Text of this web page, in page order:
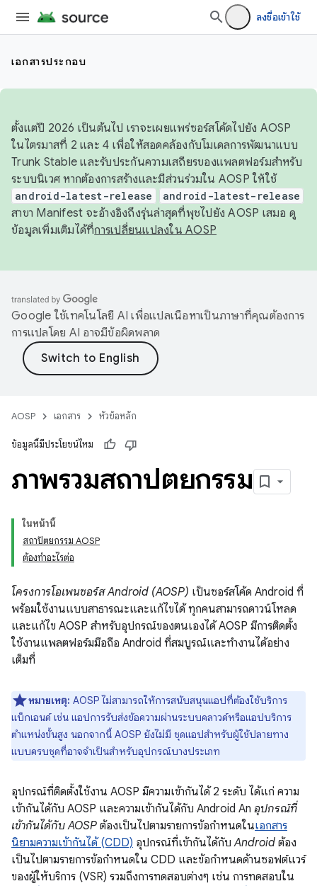
ลงชื่อเข้าใช้
เอกสารประกอบ
ตั้งแต่ปี 2026 เป็นต้นไป เราจะเผยแพร่ซอร์สโค้ดไปยัง AOSP
ในไตรมาสที่ 2 และ 4 เพื่อให้สอดคล้องกับโมเดลการพัฒนาแบบ
Trunk Stable และรับประกันความเสถียรของแพลตฟอร์มสำหรับ
ระบบนิเวศ หากต้องการสร้างและมีส่วนร่วมใน AOSP ให้ใช้
android-latest-release android-latest-release
สาขา Manifest จะอ้างอิงถึงรุ่นล่าสุดที่พุชไปยัง AOSP เสมอ ดู
ข้อมูลเพิ่มเติมได้ที่การเปลี่ยนแปลงใน AOSP
Google ใช้เทคโนโลยี AI เพื่อแปลเนื้อหาเป็นภาษาที่คุณต้องการ
การแปลโดย AI อาจมีข้อผิดพลาด
AOSP เอกสาร หัวข้อหลัก
ข้อมูลนี้มีประโยชน์ไหม
ภาพรวมสถาปัตยกรรม
ในหน้านี้
สถาปัตยกรรม AOSP
ต้องทำอะไรต่อ
โครงการโอเพนซอร์ส Android (AOSP) เป็นซอร์สโค้ด Android ที่
พร้อมใช้งานแบบสาธารณะและแก้ไขได้ ทุกคนสามารถดาวน์โหลด
และแก้ไข AOSP สำหรับอุปกรณ์ของตนเองได้ AOSP มีการติดตั้ง
ใช้งานแพลตฟอร์มมือถือ Android ที่สมบูรณ์และทำงานได้อย่าง
เต็มที่
หมายเหตุ: AOSP ไม่สามารถให้การสนับสนุนแอปที่ต้องใช้บริการ
แบ็กเอนด์ เช่น แอปการรับส่งข้อความผ่านระบบคลาวด์หรือแอปบริการ
ตำแหน่งขั้นสูง นอกจากนี้ AOSP ยังไม่มี ชุดแอปสำหรับผู้ใช้ปลายทาง
แบบครบชุดที่อาจจำเป็นสำหรับอุปกรณ์บางประเภท
อุปกรณ์ที่ติดตั้งใช้งาน AOSP มีความเข้ากันได้ 2 ระดับ ได้แก่ ความ
เข้ากันได้กับ AOSP และความเข้ากันได้กับ Android An อุปกรณ์ที่
เข้ากันได้กับ AOSP ต้องเป็นไปตามรายการข้อกำหนดในเอกสาร
นิยามความเข้ากันได้ (CDD) อุปกรณ์ที่เข้ากันได้กับAndroid ต้อง
เป็นไปตามรายการข้อกำหนดใน CDD และข้อกำหนดด้านซอฟต์แวร์
ของผู้ให้บริการ (VSR) รวมถึงการทดสอบต่างๆ เช่น การทดสอบใน